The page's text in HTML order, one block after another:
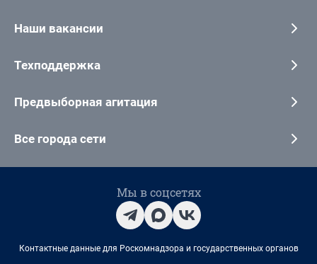
Наши вакансии
Техподдержка
Предвыборная агитация
Все города сети
Мы в соцсетях
Контактные данные для Роскомнадзора и государственных органов